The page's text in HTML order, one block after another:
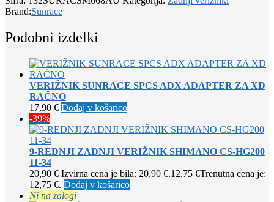
Brand:Sunrace
Podobni izdelki
VERIŽNIK SUNRACE SPCS ADX ADAPTER ZA XD
RAČNO
17,90 € Dodaj v košarico
-39%
9-REDNJI ZADNJI VERIŽNIK SHIMANO CS-HG200
11-34
20,90€ Izvirna cena je bila: 20,90 €.12,75 €Trenutna cena je:
12,75 €. Dodaj v košarico
Ni na zalogi